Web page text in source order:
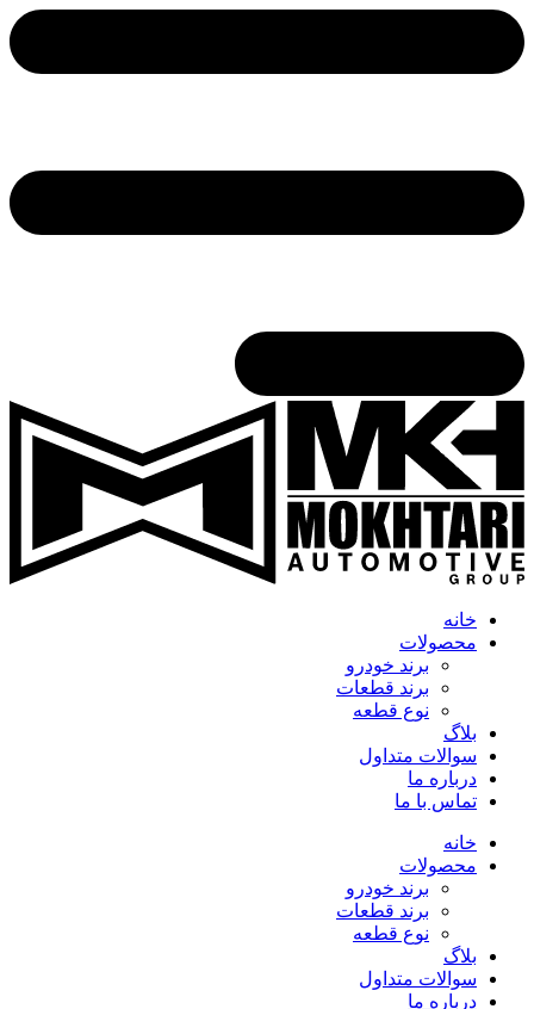
خانه
محصولات
برند خودرو
برند قطعات
نوع قطعه
بلاگ
سوالات متداول
درباره ما
تماس با ما
خانه
محصولات
برند خودرو
برند قطعات
نوع قطعه
بلاگ
سوالات متداول
درباره ما